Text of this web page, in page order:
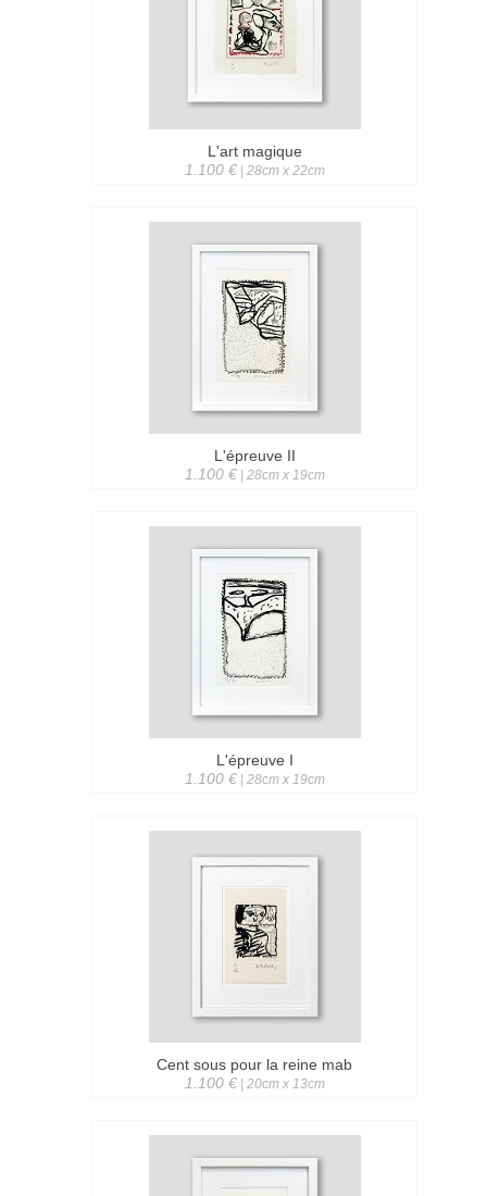
L'art magique
1.100 €| 28cm x 22cm
L'épreuve II
1.100 €| 28cm x 19cm
L'épreuve I
1.100 €| 28cm x 19cm
Cent sous pour la reine mab
1.100 €| 20cm x 13cm